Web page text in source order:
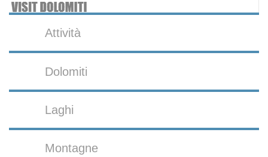
Attività
Dolomiti
Laghi
Montagne